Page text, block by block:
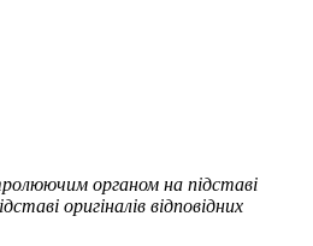
органом на підставі
оригіналів відповідних